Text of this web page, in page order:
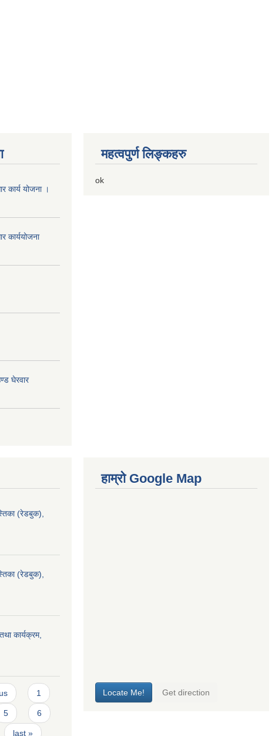
कार्य योजना ।
कार्ययोजना
घेरवार
महत्वपुर्ण लिङ्कहरु
ok
(रेडबुक),
(रेडबुक),
कार्यक्रम,
1
5 6
last »
हाम्रो Google Map